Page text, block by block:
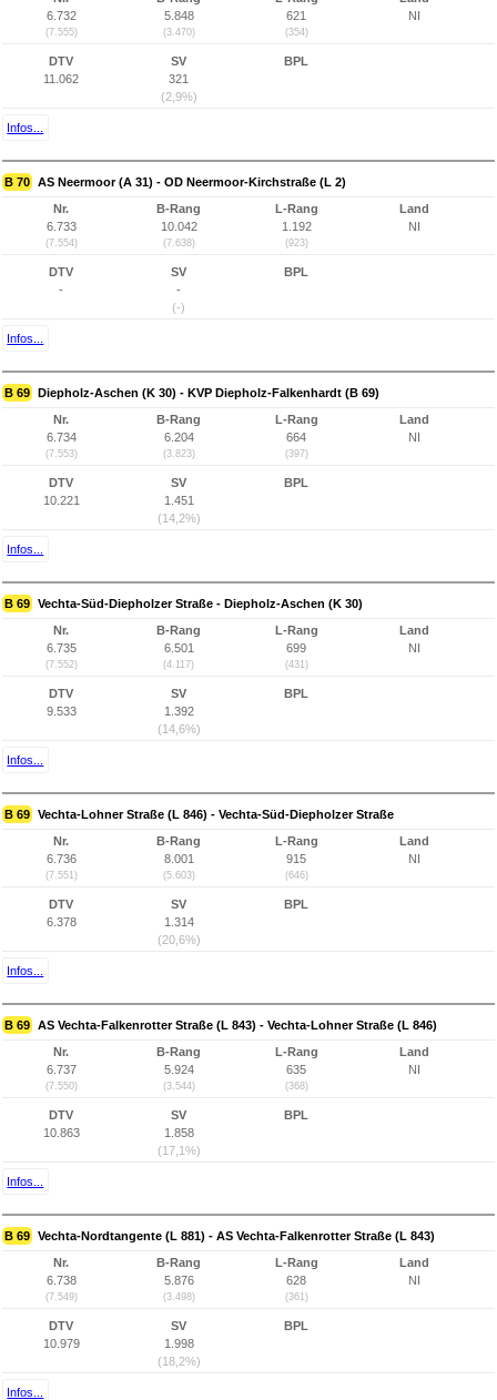
6.732
(7.555)
5.848
(3.470)
621
(354)
NI
DTV
11.062
SV
321
(2,9%)
BPL
Infos...
B 70 AS Neermoor (A 31) - OD Neermoor-Kirchstraße (L 2)
Nr.
6.733
(7.554)
B-Rang
10.042
(7.638)
L-Rang
1.192
(923)
Land
NI
DTV
-
SV
-
(-)
BPL
Infos...
B 69 Diepholz-Aschen (K 30) - KVP Diepholz-Falkenhardt (B 69)
Nr.
6.734
(7.553)
B-Rang
6.204
(3.823)
L-Rang
664
(397)
Land
NI
DTV
10.221
SV
1.451
(14,2%)
BPL
Infos...
B 69 Vechta-Süd-Diepholzer Straße - Diepholz-Aschen (K 30)
Nr.
6.735
(7.552)
B-Rang
6.501
(4.117)
L-Rang
699
(431)
Land
NI
DTV
9.533
SV
1.392
(14,6%)
BPL
Infos...
B 69 Vechta-Lohner Straße (L 846) - Vechta-Süd-Diepholzer Straße
Nr.
6.736
(7.551)
B-Rang
8.001
(5.603)
L-Rang
915
(646)
Land
NI
DTV
6.378
SV
1.314
(20,6%)
BPL
Infos...
B 69 AS Vechta-Falkenrotter Straße (L 843) - Vechta-Lohner Straße (L 846)
Nr.
6.737
(7.550)
B-Rang
5.924
(3.544)
L-Rang
635
(368)
Land
NI
DTV
10.863
SV
1.858
(17,1%)
BPL
Infos...
B 69 Vechta-Nordtangente (L 881) - AS Vechta-Falkenrotter Straße (L 843)
Nr.
6.738
(7.549)
B-Rang
5.876
(3.498)
L-Rang
628
(361)
Land
NI
DTV
10.979
SV
1.998
(18,2%)
BPL
Infos...